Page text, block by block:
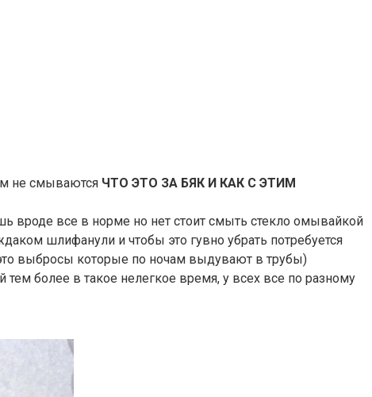
не смываются ЧТО ЭТО ЗА БЯК И КАК С ЭТИМ
вроде все в норме но нет стоит смыть стекло омывайкой
шлифанули и чтобы это гувно убрать потребуется
выбросы которые по ночам выдувают в трубы)
более в такое нелегкое время, у всех все по разному